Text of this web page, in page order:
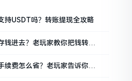
持USDT吗？转账提现全攻略
钱进去？老玩家教你把钱转进
续费怎么省？老玩家告诉你几